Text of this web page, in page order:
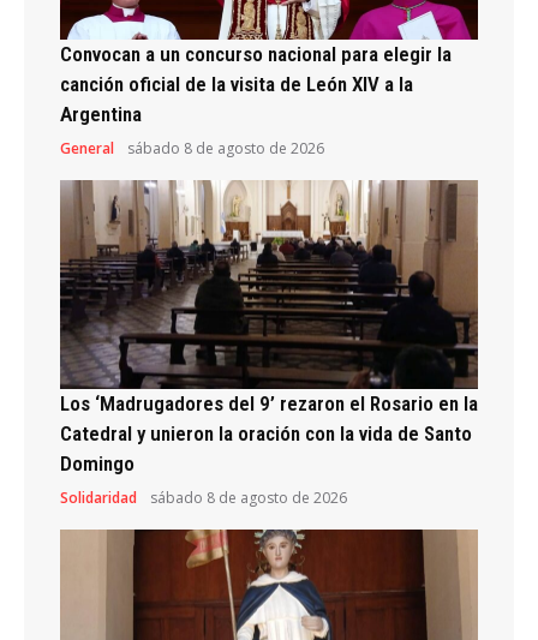
Convocan a un concurso nacional para elegir la
canción oficial de la visita de León XIV a la
Argentina
General sábado 8 de agosto de 2026
Los ‘Madrugadores del 9’ rezaron el Rosario en la
Catedral y unieron la oración con la vida de Santo
Domingo
Solidaridad sábado 8 de agosto de 2026